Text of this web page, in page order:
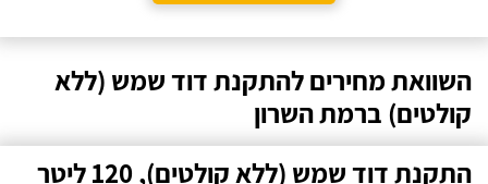
השוואת מחירים להתקנת דוד שמש (ללא
קולטים) ברמת השרון
התקנת דוד שמש (ללא קולטים), 120 ליטר